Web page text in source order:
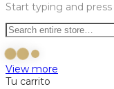
Start typing and
View more
Tu carrito